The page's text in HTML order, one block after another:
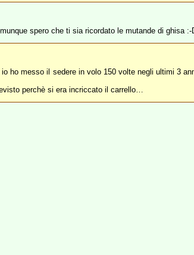
spero che ti sia ricordato le mutande di ghisa :-
messo il sedere in volo 150 volte negli ultimi 3
perchè si era incriccato il carrello…